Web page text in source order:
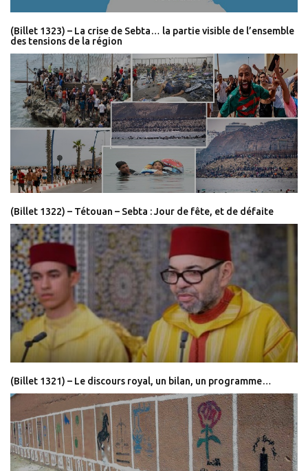
(Billet 1323) – La crise de Sebta… la partie visible de l’ensemble
des tensions de la région
(Billet 1322) – Tétouan – Sebta : Jour de fête, et de défaite
(Billet 1321) – Le discours royal, un bilan, un programme…